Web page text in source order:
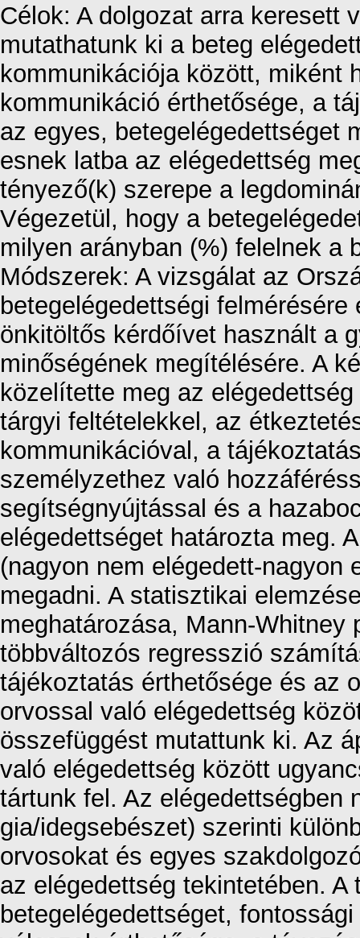
Célok: A dolgozat arra keresett
mutathatunk ki a beteg
kommunikációja között, miként
kommunikáció érthetősége, a
az egyes, betegelégedettséget
esnek latba az elégedettség
tényező(k) szerepe a
Végezetül, hogy a
milyen arányban (%) felelnek a
Módszerek: A vizsgálat az
betegelégedettségi
önkitöltős kérdőívet használt a
minőségének megítélésére. A
közelítette meg az
tárgyi feltételekkel, az
kommunikációval, a
személyzethez való
segítségnyújtással és a
elégedettséget határozta meg.
(nagyon nem elégedett-nagyon
megadni. A statisztikai
meghatározása, Mann-
többváltozós regresszió
tájékoztatás érthetősége és az
orvossal való elégedettség
összefüggést mutattunk ki. Az
való elégedettség között
tártunk fel. Az elégedettségben
gia/idegsebészet) szerinti
orvosokat és egyes
az elégedettség tekintetében.
betegelégedettséget,